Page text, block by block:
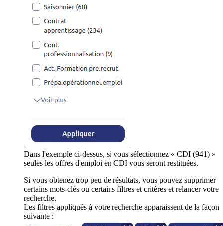
Dans l'exemple ci-dessus, si vous sélectionnez « CDI (941) »
seules les offres d'emploi en CDI vous seront restituées.
Si vous obtenez trop peu de résultats, vous pouvez supprimer
certains mots-clés ou certains filtres et critères et relancer votre
recherche.
Les filtres appliqués à votre recherche apparaissent de la façon
suivante :